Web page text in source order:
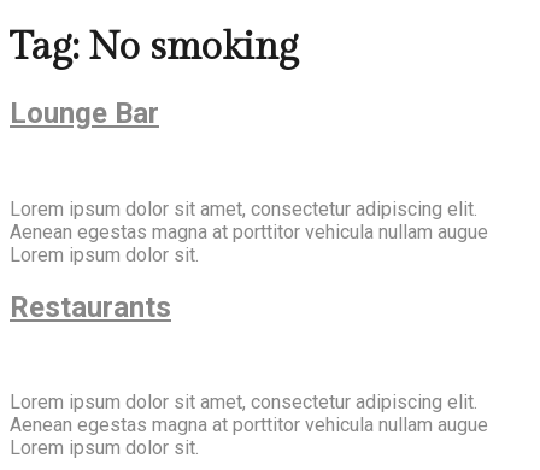
Tag: No smoking
Lounge Bar
Lorem ipsum dolor sit amet, consectetur adipiscing elit.
Aenean egestas magna at porttitor vehicula nullam augue
Lorem ipsum dolor sit.
Restaurants
Lorem ipsum dolor sit amet, consectetur adipiscing elit.
Aenean egestas magna at porttitor vehicula nullam augue
Lorem ipsum dolor sit.